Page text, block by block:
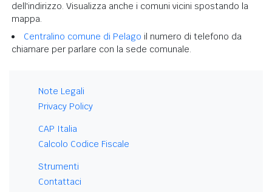
dell'indirizzo. Visualizza anche i comuni vicini spostando la
mappa.
Centralino comune di Pelago il numero di telefono da
chiamare per parlare con la sede comunale.
Note Legali
Privacy Policy
CAP Italia
Calcolo Codice Fiscale
Strumenti
Contattaci